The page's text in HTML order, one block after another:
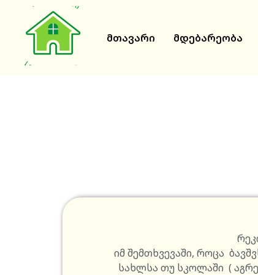
მთავარი მდებარეობა
იმ შემთხვევაში, როცა
სახლსა თუ სკოლაში (